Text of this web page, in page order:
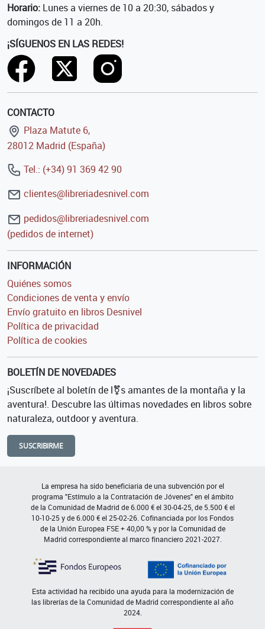
Horario: Lunes a viernes de 10 a 20:30, sábados y
domingos de 11 a 20h.
¡SÍGUENOS EN LAS REDES!
CONTACTO
Plaza Matute 6,
28012 Madrid (España)
Tel.: (+34) 91 369 42 90
clientes@libreriadesnivel.com
pedidos@libreriadesnivel.com
(pedidos de internet)
INFORMACIÓN
Quiénes somos
Condiciones de venta y envío
Envío gratuito en libros Desnivel
Política de privacidad
Política de cookies
BOLETÍN DE NOVEDADES
¡Suscríbete al boletín de l⚧s amantes de la montaña y la
aventura!. Descubre las últimas novedades en libros sobre
naturaleza, outdoor y aventura.
SUSCRIBIRME
La empresa ha sido beneficiaria de una subvención por el
programa "Estímulo a la Contratación de Jóvenes" en el ámbito
de la Comunidad de Madrid de 6.000 € el 30-04-25, de 5.500 € el
10-10-25 y de 6.000 € el 25-02-26. Cofinanciada por los Fondos
de la Unión Europea FSE + 40,00 % y por la Comunidad de
Madrid correspondiente al marco financiero 2021-2027.
Esta actividad ha recibido una ayuda para la modernización de
las librerías de la Comunidad de Madrid correspondiente al año
2024.